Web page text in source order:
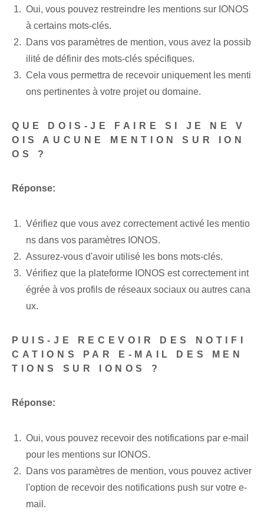
Oui, vous pouvez restreindre les mentions sur IONOS
à certains mots-clés.
Dans vos paramètres de mention, vous avez la possib
ilité de définir des mots-clés spécifiques.
Cela vous permettra de recevoir uniquement les menti
ons pertinentes à votre projet ou domaine.
QUE DOIS-JE FAIRE SI JE NE V
OIS AUCUNE MENTION SUR ION
OS ?
Réponse:
Vérifiez que vous avez correctement activé les mentio
ns dans vos paramètres IONOS.
Assurez-vous d'avoir utilisé les bons mots-clés.
Vérifiez que la plateforme IONOS est correctement int
égrée à vos profils de réseaux sociaux ou autres cana
ux.
PUIS-JE RECEVOIR DES NOTIFI
CATIONS PAR E-MAIL DES MEN
TIONS SUR IONOS ?
Réponse:
Oui, vous pouvez recevoir des notifications par e-mail
pour les mentions sur IONOS.
Dans vos paramètres de mention, vous pouvez activer
l'option de recevoir des notifications push sur votre e-
mail.